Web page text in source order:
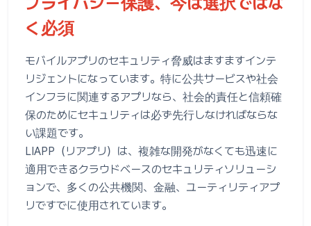
く必須
モバイルアプリのセキュリティ脅威はますますインテ
リジェントになっています。特に公共サービスや社会
インフラに関連するアプリなら、社会的責任と信頼確
保のためにセキュリティは必ず先行しなければならな
い課題です。
LIAPP（リアプリ）は、複雑な開発がなくても迅速に
適用できるクラウドベースのセキュリティソリューシ
ョンで、多くの公共機関、金融、ユーティリティアプ
リですでに使用されています。